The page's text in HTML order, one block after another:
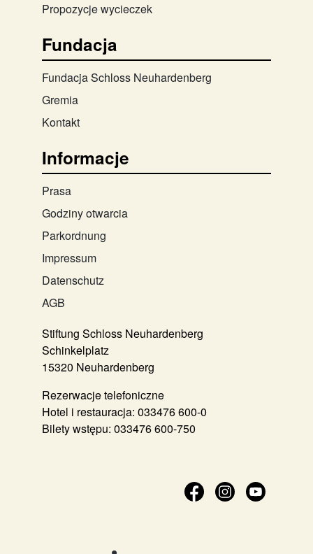
Propozycje wycieczek
Fundacja
Fundacja Schloss Neuhardenberg
Gremia
Kontakt
Informacje
Prasa
Godziny otwarcia
Parkordnung
Impressum
Datenschutz
AGB
Stiftung Schloss Neuhardenberg
Schinkelplatz
15320 Neuhardenberg
Rezerwacje telefoniczne
Hotel i restauracja: 033476 600-0
Bilety wstępu: 033476 600-750